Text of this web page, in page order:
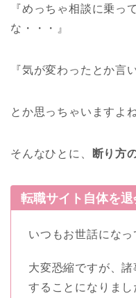
『めっちゃ相談に乗っ
な・・・』
『気が変わったとか言
とか思っちゃいますよ
そんなひとに、 断り方
転職サイト自体を
いつもお世話になっ
大変恐縮ですが、
することになりま